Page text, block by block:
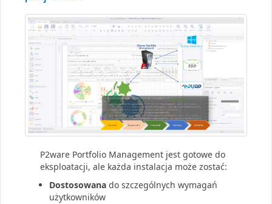
P2ware Portfolio Management jest gotowe do
eksploatacji, ale każda instalacja może zostać:
Dostosowana do szczególnych wymagań
użytkowników